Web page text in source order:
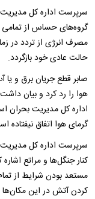
سرپرست اداره کل مدیریت
گروه‌های حساس از تمامی
مصرف انرژی از تردد در
حالت عادی خود بازگردد.
صابر قطع جریان برق و یا
هوا را رد کرد و بیان
اداره کل مدیریت بحران
گرمای هوا اتفاق نیفتاده
سرپرست اداره کل
کنار جنگل‌ها و مراتع
مستعد بودن شرایط از
کردن‌ آتش در این مکان‌ها